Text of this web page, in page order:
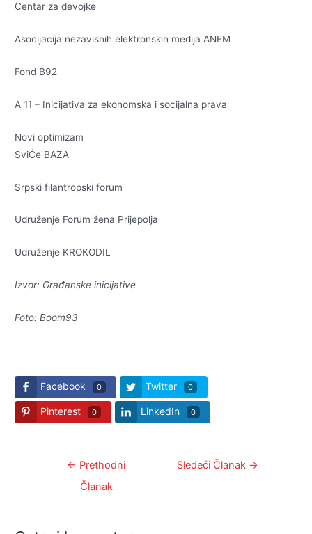
Centar za devojke
Asocijacija nezavisnih elektronskih medija ANEM
Fond B92
A 11 – Inicijativa za ekonomska i socijalna prava
Novi optimizam
SviĆe BAZA
Srpski filantropski forum
Udruženje Forum žena Prijepolja
Udruženje KROKODIL
Izvor: Građanske inicijative
Foto: Boom93
Facebook 0 Twitter 0
Pinterest 0 LinkedIn 0
Kretanje← Prethodni
Članak
Sledeći Članak →